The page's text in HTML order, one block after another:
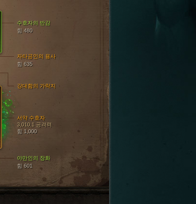
야만인의 장화
힘 601
수호자의 반감
힘 480
서약 수호자
3,010.1 공격력
힘 1,000
자타공인의 용사
힘 635
강대함의 가락지